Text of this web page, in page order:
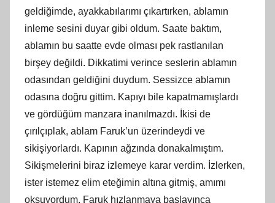
geldiğimde, ayakkabılarımı çıkartırken, ablamın
inleme sesini duyar gibi oldum. Saate baktım,
ablamın bu saatte evde olması pek rastlanılan
birşey değildi. Dikkatimi verince seslerin ablamın
odasından geldiğini duydum. Sessizce ablamın
odasına doğru gittim. Kapıyı bile kapatmamışlardı
ve gördüğüm manzara inanılmazdı. İkisi de
çırılçıplak, ablam Faruk’un üzerindeydi ve
sikişiyorlardı. Kapının ağzında donakalmıştım.
Sikişmelerini biraz izlemeye karar verdim. İzlerken,
ister istemez elim eteğimin altına gitmiş, amımı
okşuyordum. Faruk hızlanmaya başlayınca